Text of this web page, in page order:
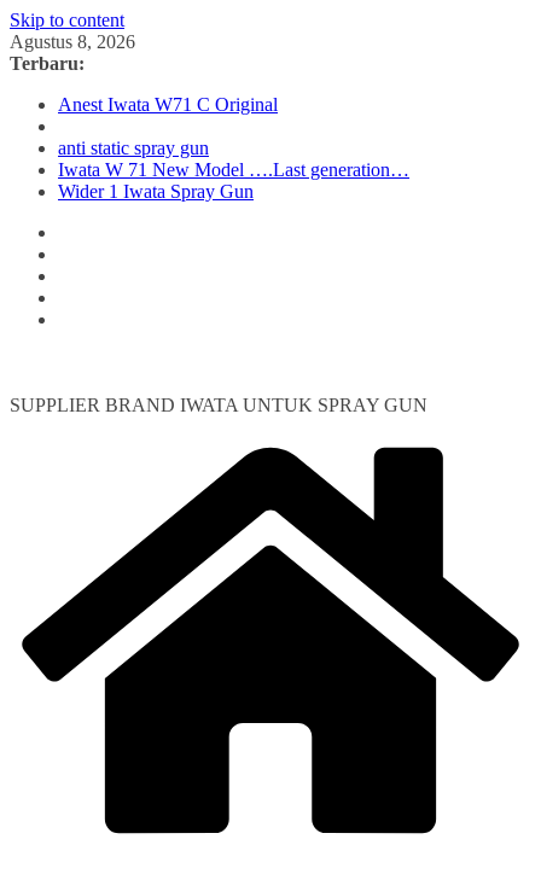
Skip to content
Agustus 8, 2026
Terbaru:
Anest Iwata W71 C Original
anti static spray gun
Iwata W 71 New Model ….Last generation…
Wider 1 Iwata Spray Gun
SUPPLIER BRAND IWATA UNTUK SPRAY GUN